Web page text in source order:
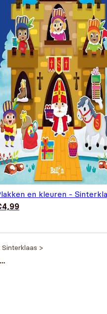
en kleuren -
4,99
Sinterklaas >